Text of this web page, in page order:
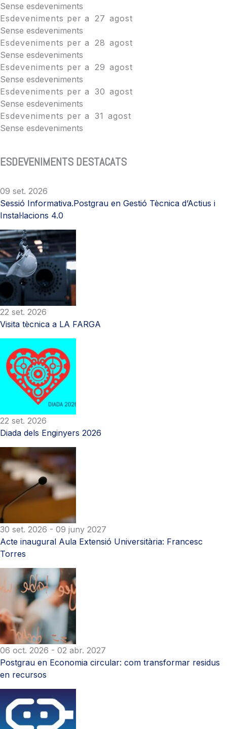
Sense esdeveniments
Esdeveniments per a
27 agost
Sense esdeveniments
Esdeveniments per a
28 agost
Sense esdeveniments
Esdeveniments per a
29 agost
Sense esdeveniments
Esdeveniments per a 30 agost
Sense esdeveniments
Esdeveniments per a 31 agost
Sense esdeveniments
ESDEVENIMENTS DESTACATS
09 set. 2026
Sessió Informativa.Postgrau en Gestió Tècnica d’Actius i
Instal·lacions 4.0
22 set. 2026
Visita tècnica a LA FARGA
22 set. 2026
Diada dels Enginyers 2026
30 set. 2026 - 09 juny 2027
Acte inaugural Aula Extensió Universitària: Francesc
Torres
06 oct. 2026 - 02 abr. 2027
Postgrau en Economia circular: com transformar residus
en recursos